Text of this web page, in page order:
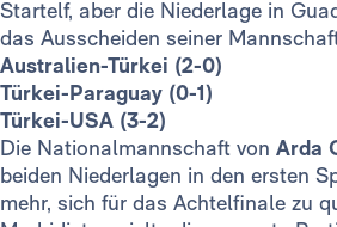
Startelf, aber die Niederlage in
das Ausscheiden seiner
Australien-Türkei (2-0)
Türkei-Paraguay (0-1)
Türkei-USA (3-2)
Die Nationalmannschaft von Arda
beiden Niederlagen in den ersten
mehr, sich für das Achtelfinale zu